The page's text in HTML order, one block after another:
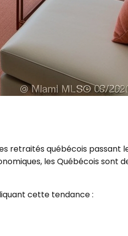
retraités québécois passant
les Québécois sont
cette tendance :